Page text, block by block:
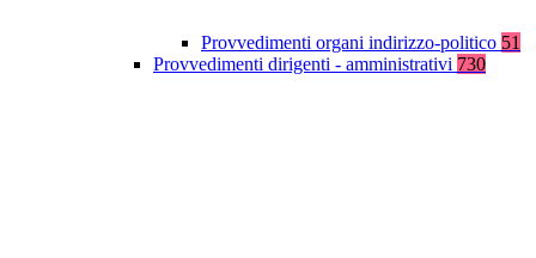
Provvedimenti organi indirizzo-politico 51
Provvedimenti dirigenti - amministrativi 730